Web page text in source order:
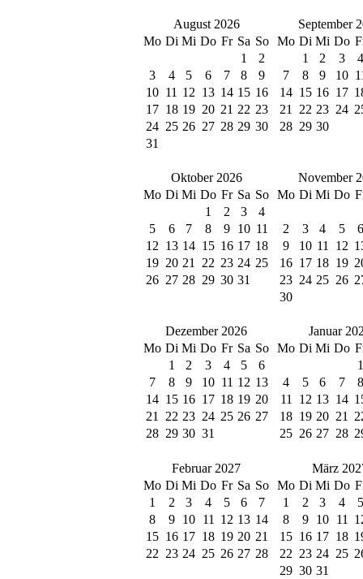
August 2026
Mo Di Mi Do Fr Sa So
1
2
3
4 5 6 7 8
9
10 11 12 13 14 15 16
17 18 19 20 21 22 23
24 25 26 27 28 29 30
31
September
Mo Di Mi Do
1
2 3
4
7
8 9 10
14 15 16 17
21
22 23 24
28 29 30
Oktober 2026
Mo Di Mi Do Fr Sa So
1
2 3
4
5
6 7 8 9 10 11
12 13 14 15 16 17 18
19 20 21 22 23 24 25
26 27 28 29 30 31
November
Mo Di Mi Do
2 3 4 5
6
9
10 11 12
16 17 18 19
23 24 25 26
30
Dezember 2026
Mo Di Mi Do Fr Sa So
1
2 3 4 5
6
7
8 9 10 11 12 13
14 15 16 17 18 19 20
21
22 23 24 25 26 27
28 29 30 31
Januar
Mo Di Mi Do
1
4
5 6 7
8
11
12 13 14
18 19 20 21
25 26 27 28
Februar 2027
Mo Di Mi Do Fr Sa So
1
2 3 4 5 6
7
8
9 10 11 12 13 14
15 16 17 18 19 20 21
22 23 24 25 26 27 28
März
Mo Di Mi Do
1
2 3 4
5
8
9 10 11
15 16 17 18
22 23 24 25
29 30 31